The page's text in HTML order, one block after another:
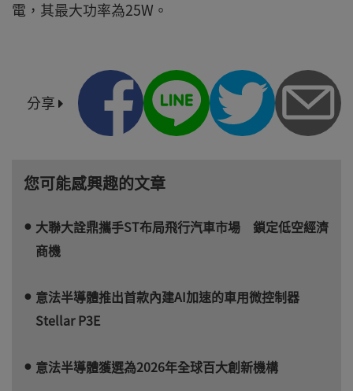
電，其最大功率為25W。
分享
您可能感興趣的文章
大聯大詮鼎攜手ST布局飛行汽車市場 鎖定低空經濟
商機
意法半導體推出首款內建AI加速的車用微控制器
Stellar P3E
意法半導體獲選為2026年全球百大創新機構